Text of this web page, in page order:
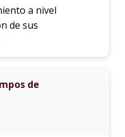
a nivel
de sus
de